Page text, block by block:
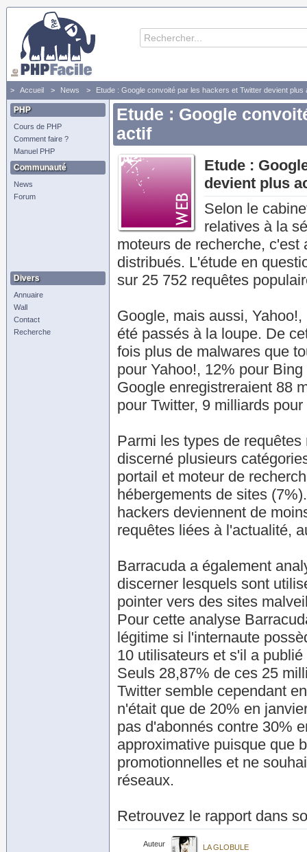
Accueil News Etude : Google convoité par les hackers et Twitter devient plus
PHP
Cours de PHP
Comment faire ?
Manuel PHP
Communauté
News
Forum
Divers
Annuaire
Wall
Contact
Recherche
Etude : Google
actif
Etude :
devient plus
Selon le
relatives à la
moteurs de recherche,
distribués. L'étude en
sur 25 752 requêtes
Google, mais aussi,
été passés à la loupe. De
fois plus de malwares que
pour Yahoo!, 12% pour
Google enregistreraient 88
pour Twitter, 9 milliards
Parmi les types de
discerné plusieurs
portail et moteur de
hébergements de sites
hackers deviennent de
requêtes liées à l'actualité,
Barracuda a également
discerner lesquels sont
pointer vers des sites
Pour cette analyse
légitime si l'internaute
10 utilisateurs et s'il a
Seuls 28,87% de ces 25
Twitter semble cependant
n'était que de 20% en
pas d'abonnés contre 30%
approximative puisque que
promotionnelles et ne
réseaux.
Retrouvez le rapport dans
Auteur LA GLOBULE